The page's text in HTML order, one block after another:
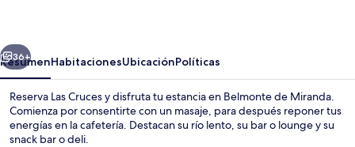
Siguiente
36+
ResumenHabitacionesUbicaciónPolíticas
Reserva Las Cruces y disfruta tu estancia en Belmonte de Miranda.
Comienza por consentirte con un masaje, para después reponer tus
energías en la cafetería. Destacan su río lento, su bar o lounge y su
snack bar o deli.